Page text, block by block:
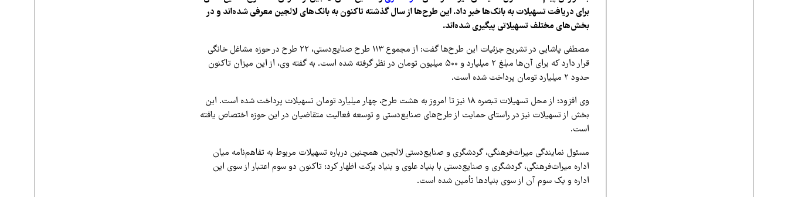
برای دریافت تسهیلات به بانک‌ها خبر داد. این طرح‌ها از سال گذشته تاکنون به بانک‌های لالجین معرفی شده‌اند و در
بخش‌های مختلف تسهیلاتی پیگیری شده‌اند.
مصطفی پاشایی در تشریح جزئیات این طرح‌ها گفت: از مجموع ۱۱۳ طرح صنایع‌دستی، ۲۲ طرح در حوزه مشاغل خانگی
قرار دارد که برای آن‌ها مبلغ ۲ میلیارد و ۵۰۰ میلیون تومان در نظر گرفته شده است. به گفته وی، از این میزان تاکنون
حدود ۲ میلیارد تومان پرداخت شده است.
وی افزود: از محل تسهیلات تبصره ۱۸ نیز تا امروز به هشت طرح، چهار میلیارد تومان تسهیلات پرداخت شده است. این
بخش از تسهیلات نیز در راستای حمایت از طرح‌های صنایع‌دستی و توسعه فعالیت متقاضیان در این حوزه اختصاص یافته
است.
مسئول نمایندگی میراث‌فرهنگی، گردشگری و صنایع‌دستی لالجین همچنین درباره تسهیلات مربوط به تفاهم‌نامه میان
اداره میراث‌فرهنگی، گردشگری و صنایع‌دستی با بنیاد علوی و بنیاد برکت اظهار کرد: تاکنون دو سوم اعتبار از سوی این
اداره و یک سوم آن از سوی بنیادها تأمین شده است.